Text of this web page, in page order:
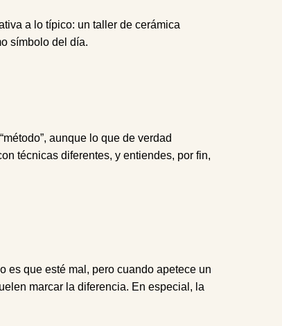
a lo típico: un taller de cerámica
símbolo del día.
aunque lo que de verdad
técnicas diferentes, y entiendes, por fin,
es que esté mal, pero cuando apetece un
marcar la diferencia. En especial, la